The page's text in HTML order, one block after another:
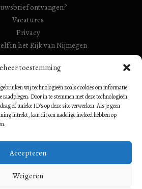
toestemming
wij technologieën zoals cookies om informatie
raadplegen. Door in te stemmen met deze technologieën
of unieke ID's op deze site verwerken. Als je geen
intrekt, kan dit een nadelige invloed hebben op
Accepteren
Weigeren
ontvangen?
Vacatures
Privacy
in het Rijk van Nijmegen
Limburg Huis (ook: Maelwael van
Van Lymborch: 813106680